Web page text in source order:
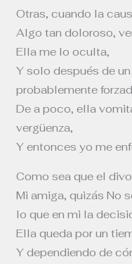
Otras, cuando la
Algo tan doloroso,
Ella me lo oculta,
Y solo después de
probablemente
De a poco, ella
vergüenza,
Y entonces yo me
Como sea que el
Mi amiga, quizás No
lo que en mi la
Ella queda por un
Y dependiendo de